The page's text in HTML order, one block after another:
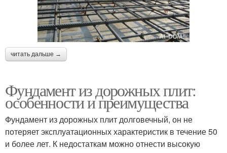
читать дальше →
Фундамент из дорожных плит:
особенности и преимущества
Фундамент из дорожных плит долговечный, он не
потеряет эксплуатационных характеристик в течение 50
и более лет. К недостаткам можно отнести высокую